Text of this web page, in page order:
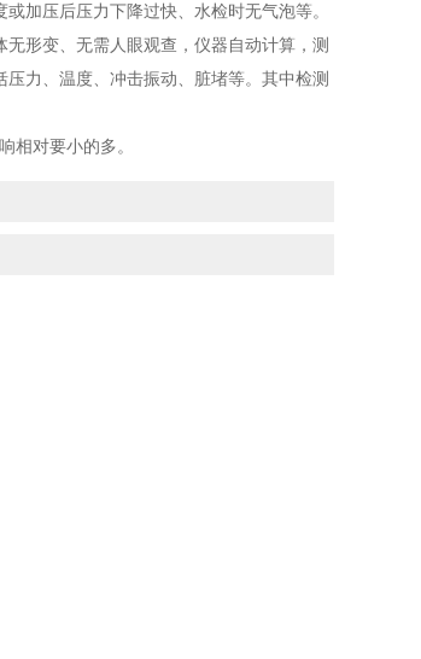
加压后压力下降过快、水检时无气泡等。
形变、无需人眼观查，仪器自动计算，测
力、温度、冲击振动、脏堵等。其中检测
对要小的多。